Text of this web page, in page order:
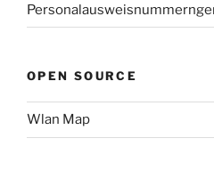
OPEN SOURCE
Wlan Map